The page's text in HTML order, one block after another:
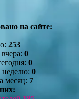
на сайте:
253
0
0
неделю: 0
месяц: 7